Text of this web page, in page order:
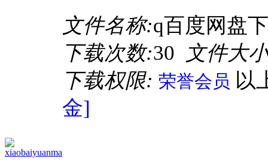
xiaobaiyuanma
文件名称:q百度网盘
下载次数:30
文件大
下载权限: 荣誉会员 以
金]